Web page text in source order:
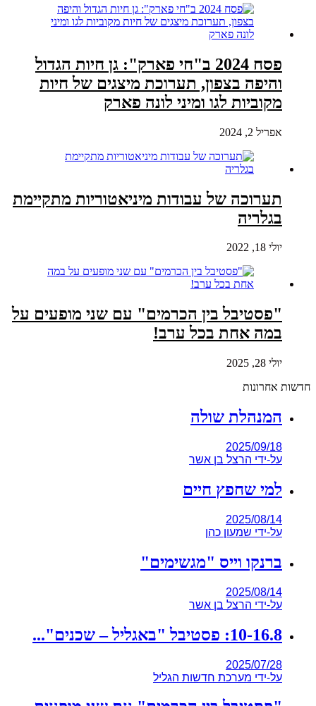
פסח 2024 ב"חי פארק": גן חיות הגדול
והיפה בצפון, תערוכת מיצגים של חיות
מקוביות לגו ומיני לונה פארק
אפריל 2, 2024
תערוכה של עבודות מיניאטוריות מתקיימת
בגלריה
יולי 18, 2022
"פסטיבל בין הכרמים" עם שני מופעים על
במה אחת בכל ערב!
יולי 28, 2025
חדשות אחרונות
המנהלת שולה
2025/09/18
על-ידי הרצל בן אשר
למי שחפץ חיים
2025/08/14
על-ידי שמעון כהן
ברנקו וייס "מגשימים"
2025/08/14
על-ידי הרצל בן אשר
10-16.8: פסטיבל "באגליל – שכנים"...
2025/07/28
על-ידי מערכת חדשות הגליל